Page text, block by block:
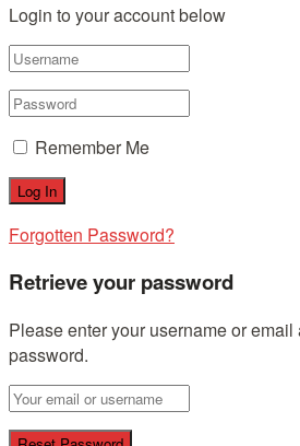
Login to your account below
Remember Me
Forgotten Password?
Retrieve your password
Please enter your username or
password.